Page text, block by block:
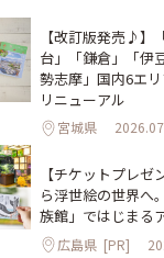
【改訂版発売♪】
台」「鎌倉」「伊
勢志摩」国内6エ
リニューアル
宮城県
【チケットプレ
ら浮世絵の世界へ
族館」ではじまる
広島県 [PR]